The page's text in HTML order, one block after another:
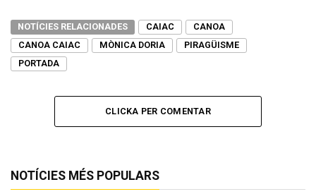
NOTÍCIES RELACIONADES CAIAC
CANOA
CANOA CAIAC
MÒNICA DORIA
PIRAGÜISME
PORTADA
CLICKA PER COMENTAR
NOTÍCIES MÉS POPULARS